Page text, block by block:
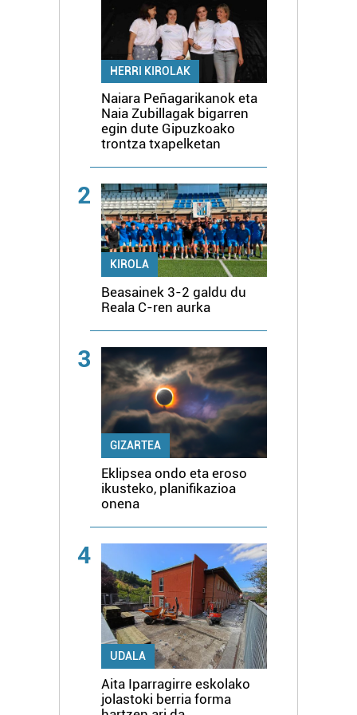
HERRI KIROLAK
Naiara Peñagarikanok eta
Naia Zubillagak bigarren
egin dute Gipuzkoako
trontza txapelketan
2
KIROLA
Beasainek 3-2 galdu du
Reala C-ren aurka
3
GIZARTEA
Eklipsea ondo eta eroso
ikusteko, planifikazioa
onena
4
UDALA
Aita Iparragirre eskolako
jolastoki berria forma